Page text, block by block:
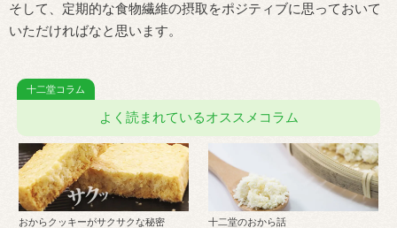
そして、定期的な食物繊維の摂取をポジティブに思っておいて
いただければなと思います。
よく読まれているオススメコラム
おからクッキーがサクサクな秘密 十二堂のおから話